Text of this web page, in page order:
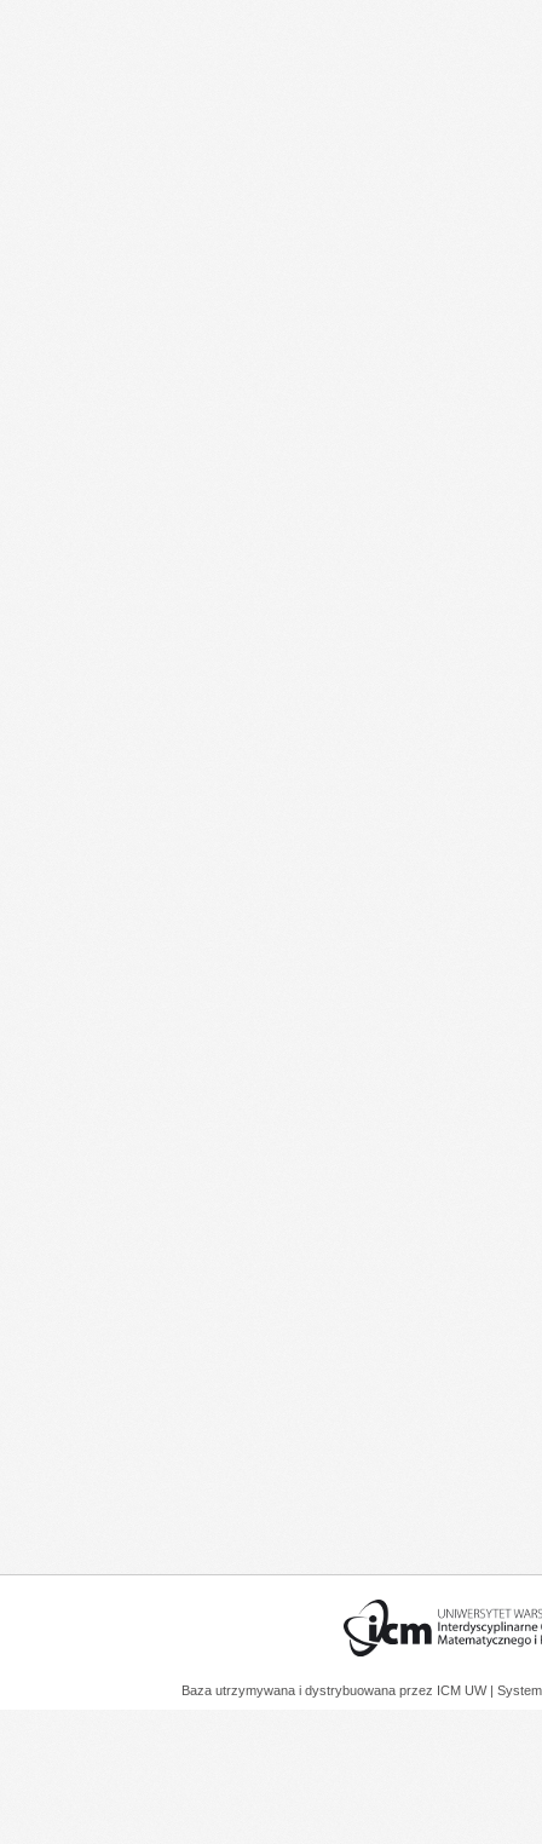
Baza utrzymywana i dystrybuowana przez ICM UW |